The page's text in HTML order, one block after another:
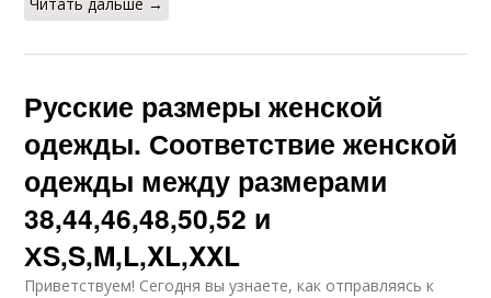
Русские размеры женской
одежды. Соответствие женской
одежды между размерами
38,44,46,48,50,52 и
ХS,S,M,L,XL,XXL
Приветствуем! Сегодня вы узнаете, как отправляясь к